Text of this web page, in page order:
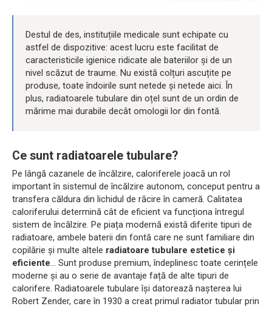
Destul de des, instituțiile medicale sunt echipate cu
astfel de dispozitive: acest lucru este facilitat de
caracteristicile igienice ridicate ale bateriilor și de un
nivel scăzut de traume. Nu există colțuri ascuțite pe
produse, toate îndoirile sunt netede și netede aici. În
plus, radiatoarele tubulare din oțel sunt de un ordin de
mărime mai durabile decât omologii lor din fontă.
Ce sunt radiatoarele tubulare?
Pe lângă cazanele de încălzire, caloriferele joacă un rol
important în sistemul de încălzire autonom, conceput pentru a
transfera căldura din lichidul de răcire în cameră. Calitatea
caloriferului determină cât de eficient va funcționa întregul
sistem de încălzire. Pe piața modernă există diferite tipuri de
radiatoare, ambele baterii din fontă care ne sunt familiare din
copilărie și multe altele radiatoare tubulare estetice și
eficiente... Sunt produse premium, îndeplinesc toate cerințele
moderne și au o serie de avantaje față de alte tipuri de
calorifere. Radiatoarele tubulare își datorează nașterea lui
Robert Zender, care în 1930 a creat primul radiator tubular prin